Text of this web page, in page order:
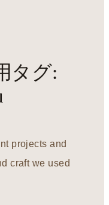
タグ:
projects and
craft we used